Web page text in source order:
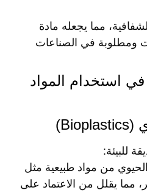
مما يجعله مادة
ومطلوبة في الصناعات
في استخدام المواد
للبيئة:
الحيوي من مواد طبيعية مثل
مما يقلل من الاعتماد على